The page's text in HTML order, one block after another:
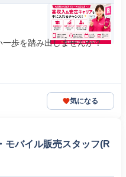
歩を踏み出しませんか？
気になる
モバイル販売スタッフ(R